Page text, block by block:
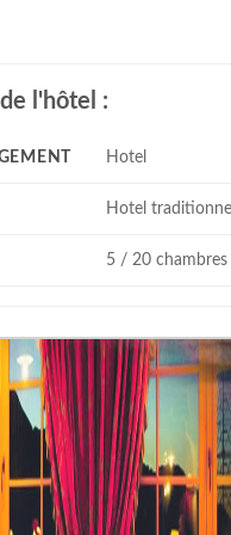
l'hôtel :
Hotel
Hotel
5 / 20 chambres